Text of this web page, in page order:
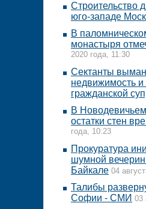
Строительство
юго-западе
В
монастыря
2020 года, 11:30
Сектанты
недвижимость
гражданской
В
остатки стен
года, 10:23
Прокуратура
шумной
Байкале 04
Талибы
Софии - СМИ 03